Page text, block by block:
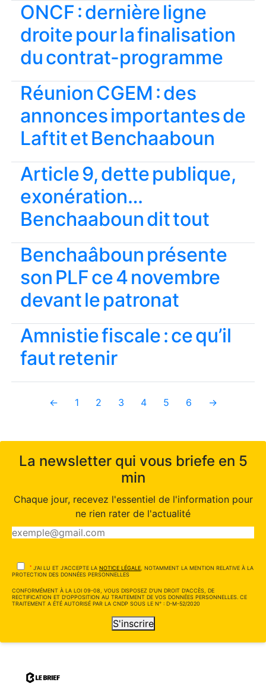
ONCF : dernière ligne
droite pour la finalisation
du contrat-programme
Réunion CGEM : des
annonces importantes de
Laftit et Benchaaboun
Article 9, dette publique,
exonération…
Benchaaboun dit tout
Benchaâboun présente
son PLF ce 4 novembre
devant le patronat
Amnistie fiscale : ce qu’il
faut retenir
← 1 2 3 4 5 6 →
La newsletter qui vous briefe en 5
min
Chaque jour, recevez l'essentiel de l'information pour
ne rien rater de l'actualité
* J'AI LU ET J'ACCEPTE LA NOTICE LÉGALE , NOTAMMENT LA MENTION RELATIVE À LA
PROTECTION DES DONNÉES PERSONNELLES
CONFORMÉMENT À LA LOI 09-08, VOUS DISPOSEZ D'UN DROIT D'ACCÈS, DE
RECTIFICATION ET D'OPPOSITION AU TRAITEMENT DE VOS DONNÉES PERSONNELLES. CE
TRAITEMENT A ÉTÉ AUTORISÉ PAR LA CNDP SOUS LE N° : D-M-52/2020
S'inscrire